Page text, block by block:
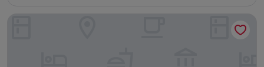
Sleep Inn Clearwater - St Petersburg